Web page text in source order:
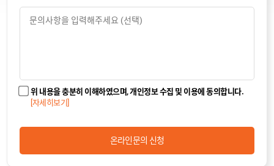
위 내용을 충분히 이해하였으며, 개인정보 수집 및 이용에 동의합니다.
[자세히보기]
온라인문의 신청